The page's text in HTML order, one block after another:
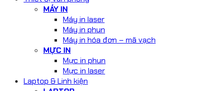
MÁY IN
Máy in laser
Máy in phun
Máy in hóa đơn – mã vạch
MỰC IN
Mực in phun
Mực in laser
Laptop & Linh kiện